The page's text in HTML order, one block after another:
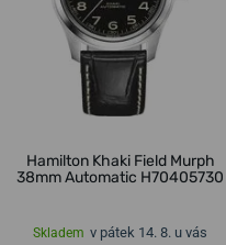
Hamilton Khaki Field Murph
38mm Automatic H70405730
Skladem v pátek 14. 8. u vás